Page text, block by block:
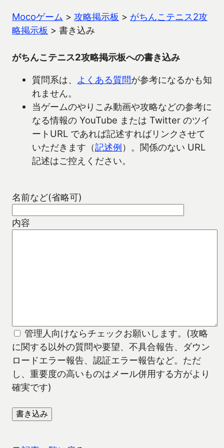
Mocoゲーム > 攻略掲示板 > がちんこテニス2攻
略掲示板 > 書き込み
がちんこテニス2攻略掲示板への書き込み
質問系は、 よくある質問が参考になるかも知
れません。
当ゲームのやりこみ動画や攻略などの参考に
なる情報の YouTube または Twitter のツイ
ートURL であれば記述すればリンクさせて
いただきます（記述例）。関係のない URL
記述はご控えください。
名前など(省略可)
内容
管理人向けならチェックお願いします。(攻略
に関する以外の質問や要望、不具合報告、ダウン
ロードエラー報告、認証エラー報告など。ただ
し、重要度の高いものはメール併用する方がより
確実です)